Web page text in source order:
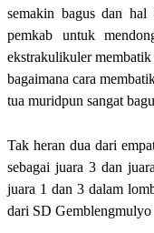
semakin bagus dan hal
pemkab untuk
ekstrakulikuler
bagaimana cara
tua muridpun sangat
Tak heran dua dari
sebagai juara 3 dan
juara 1 dan 3 dalam
dari SD Gemblengmulyo